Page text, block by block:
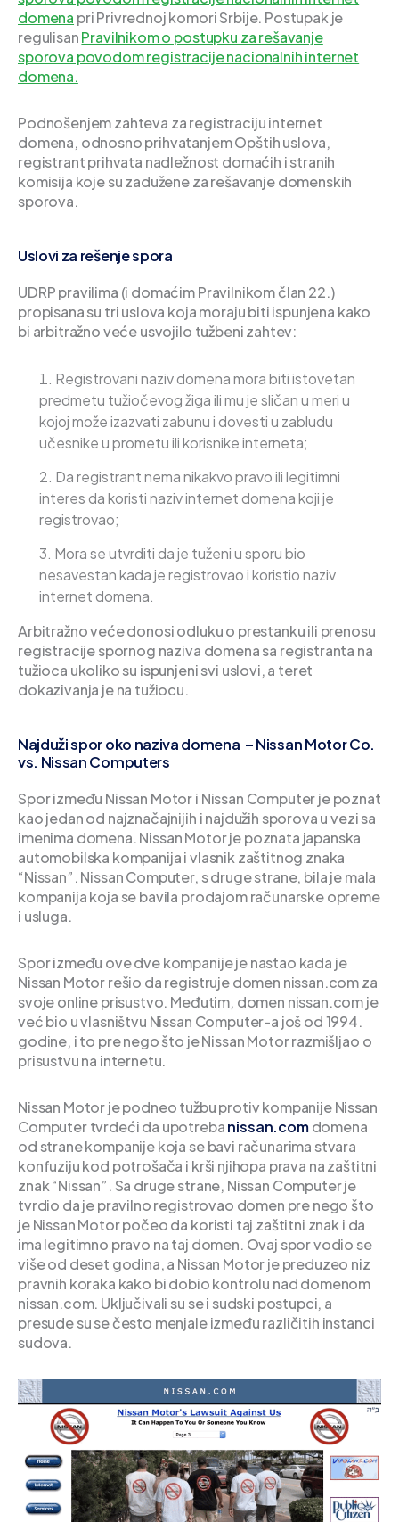
domena pri Privrednoj komori Srbije. Postupak je
regulisanPravilnikom o postupku za rešavanje
sporova povodom registracije nacionalnih internet
domena.
Podnošenjem zahteva za registraciju internet
domena, odnosno prihvatanjem Opštih uslova,
registrant prihvata nadležnost domaćih i stranih
komisija koje su zadužene za rešavanje domenskih
sporova.
Uslovi za rešenje spora
UDRP pravilima (i domaćim Pravilnikom član 22.)
propisana su tri uslova koja moraju biti ispunjena kako
bi arbitražno veće usvojilo tužbeni zahtev:
Registrovani naziv domena mora biti istovetan
predmetu tužiočevog žiga ili mu je sličan u meri u
kojoj može izazvati zabunu i dovesti u zabludu
učesnike u prometu ili korisnike interneta;
Da registrant nema nikakvo pravo ili legitimni
interes da koristi naziv internet domena koji je
registrovao;
Mora se utvrditi da je tuženi u sporu bio
nesavestan kada je registrovao i koristio naziv
internet domena.
Arbitražno veće donosi odluku o prestanku ili prenosu
registracije spornog naziva domena sa registranta na
tužioca ukoliko su ispunjeni svi uslovi, a teret
dokazivanja je na tužiocu.
Najduži spor oko naziva domena – Nissan Motor Co.
vs. Nissan Computers
Spor između Nissan Motor i Nissan Computer je poznat
kao jedan od najznačajnijih i najdužih sporova u vezi sa
imenima domena. Nissan Motor je poznata japanska
automobilska kompanija i vlasnik zaštitnog znaka
“Nissan”. Nissan Computer, s druge strane, bila je mala
kompanija koja se bavila prodajom računarske opreme
i usluga.
Spor između ove dve kompanije je nastao kada je
Nissan Motor rešio da registruje domen nissan.com za
svoje online prisustvo. Međutim, domen nissan.com je
već bio u vlasništvu Nissan Computer-a još od 1994.
godine, i to pre nego što je Nissan Motor razmišljao o
prisustvu na internetu.
Nissan Motor je podneo tužbu protiv kompanije Nissan
Computer tvrdeći da upotrebanissan.comdomena
od strane kompanije koja se bavi računarima stvara
konfuziju kod potrošača i krši njihopa prava na zaštitni
znak “Nissan”. Sa druge strane, Nissan Computer je
tvrdio da je pravilno registrovao domen pre nego što
je Nissan Motor počeo da koristi taj zaštitni znak i da
ima legitimno pravo na taj domen. Ovaj spor vodio se
više od deset godina, a Nissan Motor je preduzeo niz
pravnih koraka kako bi dobio kontrolu nad domenom
nissan.com. Uključivali su se i sudski postupci, a
presude su se često menjale između različitih instanci
sudova.